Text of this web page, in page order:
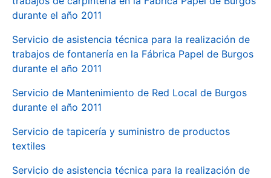
durante el año 2011
Servicio de asistencia técnica para la realización de
trabajos de fontanería en la Fábrica Papel de Burgos
durante el año 2011
Servicio de Mantenimiento de Red Local de Burgos
durante el año 2011
Servicio de tapicería y suministro de productos
textiles
Servicio de asistencia técnica para la realización de